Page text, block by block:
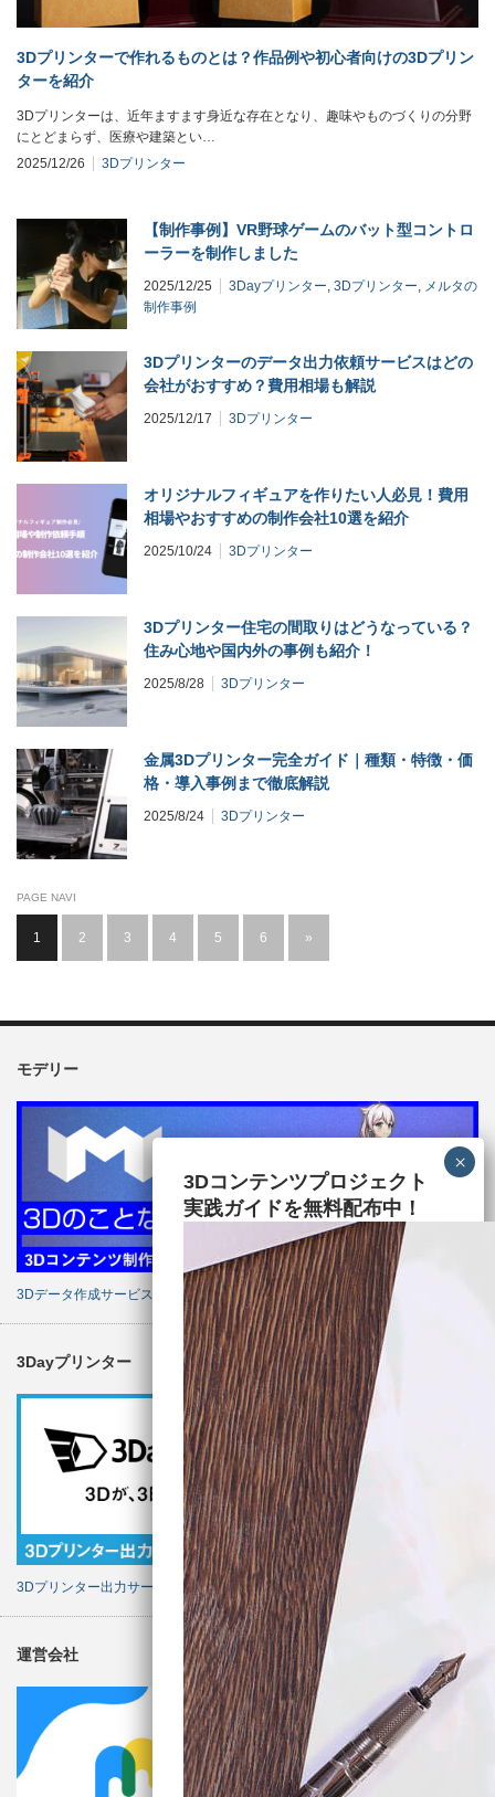
3Dプリンターで作れるものとは？作品例や初心者向けの3Dプリン
ターを紹介
3Dプリンターは、近年ますます身近な存在となり、趣味やものづくりの分野
にとどまらず、医療や建築とい…
2025/12/26
3Dプリンター
【制作事例】VR野球ゲームのバット型コントロ
ーラーを制作しました
2025/12/25 3Dayプリンター, 3Dプリンター, メルタの
制作事例
3Dプリンターのデータ出力依頼サービスはどの
会社がおすすめ？費用相場も解説
2025/12/17 3Dプリンター
オリジナルフィギュアを作りたい人必見！費用
相場やおすすめの制作会社10選を紹介
2025/10/24 3Dプリンター
3Dプリンター住宅の間取りはどうなっている？
住み心地や国内外の事例も紹介！
2025/8/28 3Dプリンター
金属3Dプリンター完全ガイド｜種類・特徴・価
格・導入事例まで徹底解説
2025/8/24 3Dプリンター
PAGE NAVI
1 2 3 4 5 6 »
モデリー
3Dデータ作成サービス
3Dayプリンター
3Dプリンター出力サービス
運営会社
3Dコンテンツプロジェクト
実践ガイドを無料配布中！